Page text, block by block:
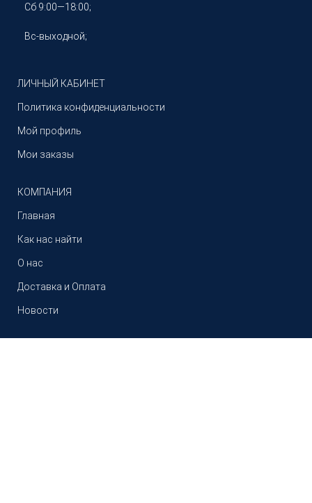
КОМПАНИЯ
Главная
Как нас найти
О нас
Доставка и Оплата
Новости
ЛИЧНЫЙ КАБИНЕТ
Политика конфиденциальности
Мой профиль
Мои заказы
Сб 9:00—18:00;
Вс-выходной;
ведомый SORL